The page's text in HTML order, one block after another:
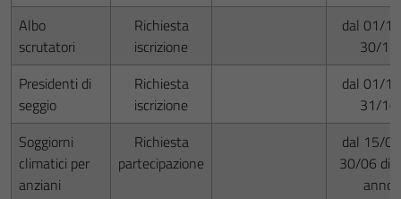
Albo
scrutatori
Richiesta
iscrizione
dal 01/
30/11
Presidenti di
seggio
Richiesta
iscrizione
dal 01/
31/10
Soggiorni
climatici per
anziani
Richiesta
partecipazione
dal 15/
30/06 di
anno